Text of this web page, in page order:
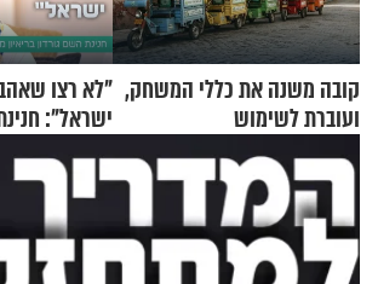
קובה משנה את כללי המשחק,
ועוברת לשימוש
בתלת־אופנועים סולאריים
"לא רצו
ישראל":
בריאיון